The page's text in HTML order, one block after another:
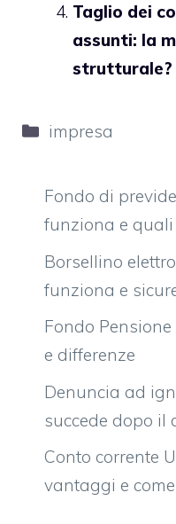
Taglio dei
assunti: la
strutturale?
Categorie
impresa
Fondo di
funziona e
Borsellino
funziona e
Fondo
e differenze
Denuncia ad
succede dopo il
Conto corrente
vantaggi e